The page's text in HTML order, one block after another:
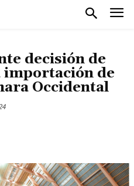
decisión de
importación de
Occidental